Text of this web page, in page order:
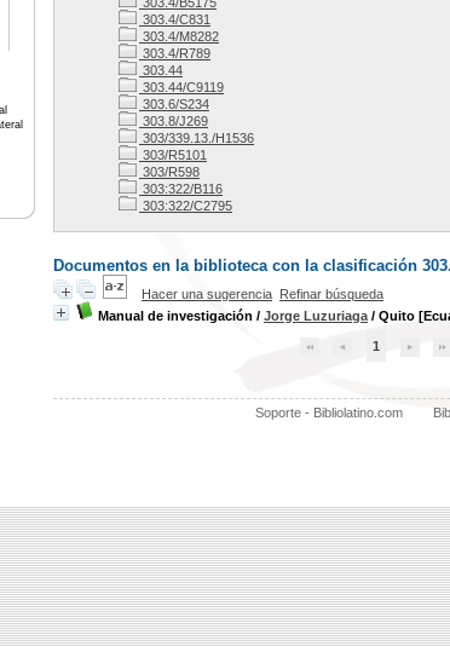
303.4/C831
303.4/M8282
303.4/R789
303.44
303.44/C9119
303.6/S234
303.8/J269
303/339.13./H1536
303/R5101
303/R598
303:322/B116
303:322/C2795
Documentos en la biblioteca con la clasificación
Hacer una sugerencia Refinar búsqueda
Manual de investigación / Jorge Luzuriaga / Quito
1
Soporte - Bibliolatino.com